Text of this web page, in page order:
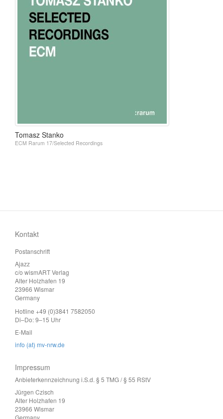
Tomasz Stanko
ECM Rarum 17/Selected Recordings
Kontakt
Postanschrift
Ajazz
c/o wismART Verlag
Alter Holzhafen 19
23966 Wismar
Germany
Hotline +49 (0)3841 7582050
Di–Do: 9–15 Uhr
E-Mail
info (at) mv-nrw.de
Impressum
Anbieterkennzeichnung i.S.d. § 5 TMG / § 55 RStV
Jürgen Czisch
Alter Holzhafen 19
23966 Wismar
Germany